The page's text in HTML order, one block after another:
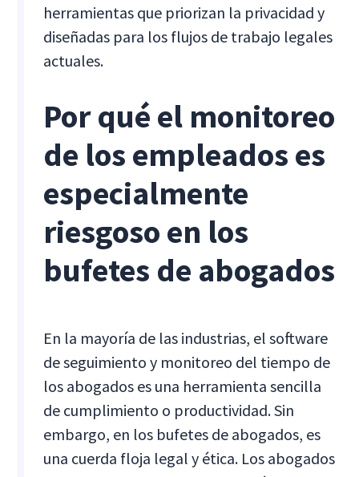
herramientas que priorizan la privacidad y
diseñadas para los flujos de trabajo legales
actuales.
Por qué el monitoreo
de los empleados es
especialmente
riesgoso en los
bufetes de abogados
En la mayoría de las industrias, el software
de seguimiento y monitoreo del tiempo de
los abogados es una herramienta sencilla
de cumplimiento o productividad. Sin
embargo, en los bufetes de abogados, es
una cuerda floja legal y ética. Los abogados